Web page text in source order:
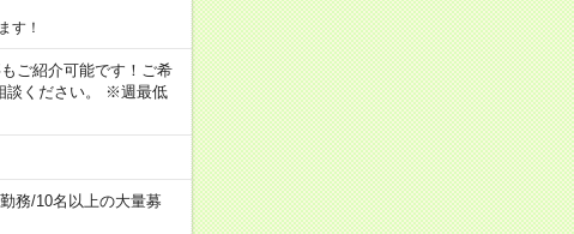
す！
ご紹介可能です！ご希
談ください。 ※週最低
務/10名以上の大量募